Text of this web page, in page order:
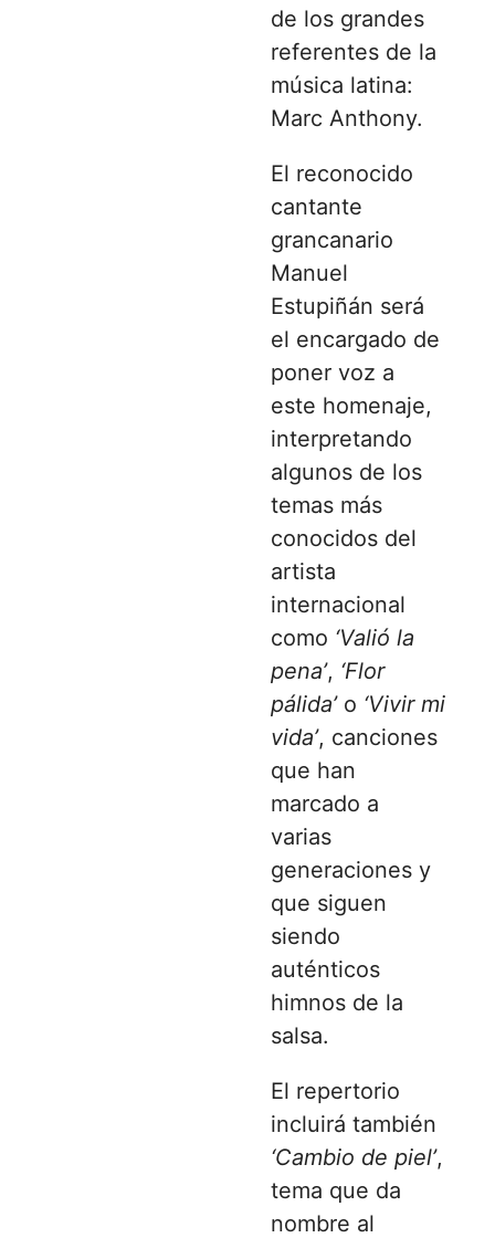
de los grandes
referentes de la
música latina:
Marc Anthony.
El reconocido
cantante
grancanario
Manuel
Estupiñán será
el encargado de
poner voz a
este homenaje,
interpretando
algunos de los
temas más
conocidos del
artista
internacional
como ‘Valió la
pena’, ‘Flor
pálida’o ‘Vivir mi
vida’, canciones
que han
marcado a
varias
generaciones y
que siguen
siendo
auténticos
himnos de la
salsa.
El repertorio
incluirá también
‘Cambio de piel’,
tema que da
nombre al